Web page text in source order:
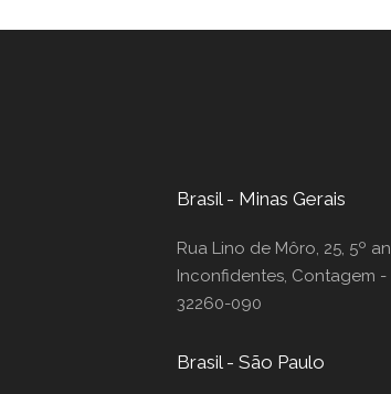
Brasil - Minas Gerais
Rua Lino de Môro, 25, 5º
Inconfidentes, Contagem -
32260-090
Brasil - São Paulo